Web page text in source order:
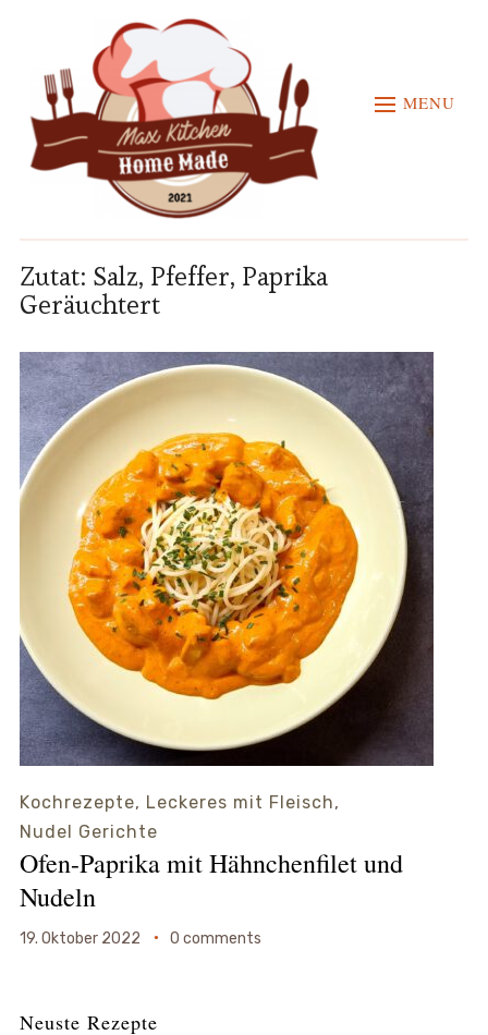
MENU
Zutat: Salz, Pfeffer, Paprika
Geräuchtert
Kochrezepte, Leckeres mit Fleisch,
Nudel Gerichte
Ofen-Paprika mit Hähnchenfilet und
Nudeln
19. Oktober 2022 0 comments
Neuste Rezepte